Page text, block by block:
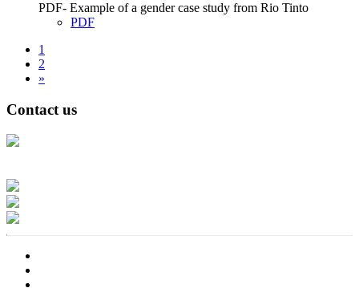
PDF- Example of a gender case study from Rio Tinto
PDF
1
2
»
Contact us